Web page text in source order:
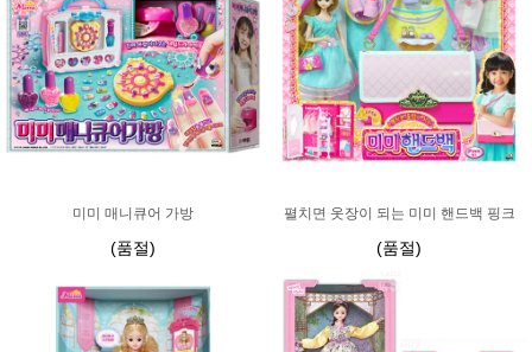
미미 매니큐어 가방
(품절)
펼치면 옷장이 되는 미미 핸드백 핑크
(품절)